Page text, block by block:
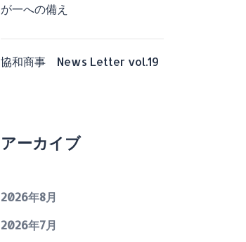
が一への備え
協和商事 News Letter vol.19
アーカイブ
2026年8月
2026年7月